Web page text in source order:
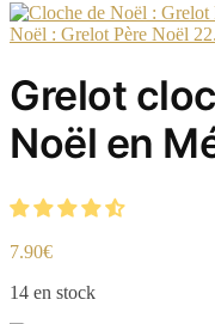
Noël : Grelot Père Noël
Grelot
Noël en
7.90€
14 en stock